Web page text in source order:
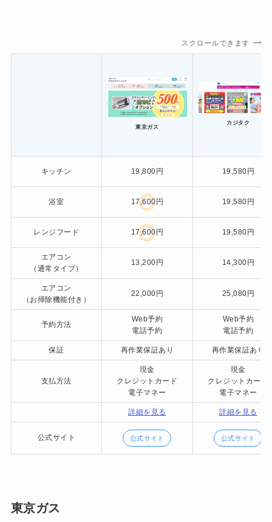
スクロールできます
東京ガス
カジタク
キッチン 19,800円 19,580円
浴室 17,600円 19,580円
レンジフード 17,600円 19,580円
エアコン
（通常タイプ）
13,200円 14,300円
エアコン
（お掃除機能付き）
22,000円 25,080円
予約方法
Web予約
電話予約
Web予約
電話予約
保証 再作業保証あり 再作業保証あり
支払方法
現金
クレジットカード
電子マネー
現金
クレジットカード
電子マネー
詳細を見る 詳細を見る
公式サイト 公式サイト 公式サイト
東京ガス